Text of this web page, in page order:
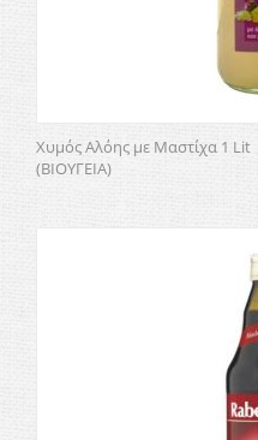
Χυμός Αλόης με Μαστίχα 1 Lit
(ΒΙΟΥΓΕΙΑ)